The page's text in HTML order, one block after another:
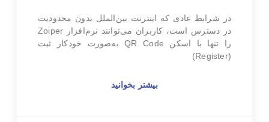
در شرایط عادی که اینترنت بین‌الملل بدون محدودیت
در دسترس است، کاربران می‌توانند نرم‌افزار Zoiper
را تنها با اسکن QR Code به‌صورت خودکار ثبت
(Register)
بیشتر بخوانید